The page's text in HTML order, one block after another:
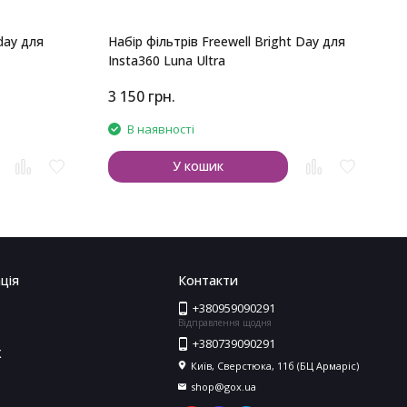
для
Набір фільтрів Freewell Bright Day для
Insta360 Luna Ultra
3 150 грн.
В наявності
У кошик
Контакти
+380959090291
Відправлення щодня
+380739090291
Київ, Сверстюка, 11б (БЦ Армаріс)
shop@gox.ua